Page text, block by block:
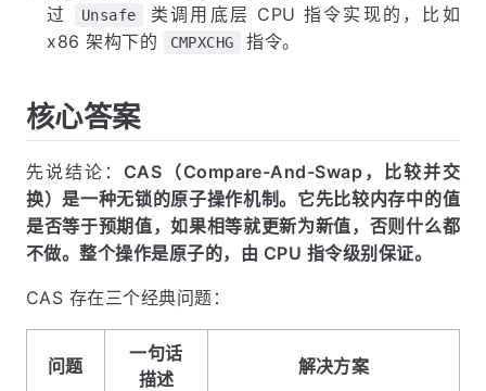
过
Unsafe
类调用底层 CPU 指令实现的，比如
x86 架构下的
CMPXCHG 指令。
核心答案
先说结论： CAS（Compare-And-Swap，比较并交
换）是一种无锁的原子操作机制。它先比较内存中的值
是否等于预期值，如果相等就更新为新值，否则什么都
不做。整个操作是原子的，由 CPU 指令级别保证。
CAS 存在三个经典问题：
问题
一句话
描述
解决方案